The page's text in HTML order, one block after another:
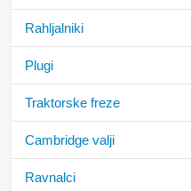
Rahljalniki
Plugi
Traktorske freze
Cambridge valji
Ravnalci